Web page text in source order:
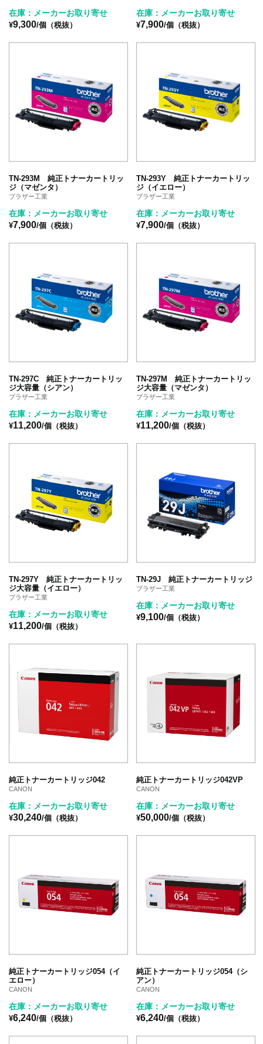
在庫：メーカーお取り寄せ
¥9,300/個（税抜）
在庫：メーカーお取り寄せ
¥7,900/個（税抜）
TN-293M 純正トナーカートリッ
ジ（マゼンタ）
ブラザー工業
在庫：メーカーお取り寄せ
¥7,900/個（税抜）
TN-293Y 純正トナーカートリッ
ジ（イエロー）
ブラザー工業
在庫：メーカーお取り寄せ
¥7,900/個（税抜）
TN-297C 純正トナーカートリッ
ジ大容量（シアン）
ブラザー工業
在庫：メーカーお取り寄せ
¥11,200/個（税抜）
TN-297M 純正トナーカートリッ
ジ大容量（マゼンタ）
ブラザー工業
在庫：メーカーお取り寄せ
¥11,200/個（税抜）
TN-297Y 純正トナーカートリッ
ジ大容量（イエロー）
ブラザー工業
在庫：メーカーお取り寄せ
¥11,200/個（税抜）
TN-29J 純正トナーカートリッジ
ブラザー工業
在庫：メーカーお取り寄せ
¥9,100/個（税抜）
純正トナーカートリッジ042
CANON
在庫：メーカーお取り寄せ
¥30,240/個（税抜）
純正トナーカートリッジ042VP
CANON
在庫：メーカーお取り寄せ
¥50,000/個（税抜）
純正トナーカートリッジ054（イ
エロー）
CANON
在庫：メーカーお取り寄せ
¥6,240/個（税抜）
純正トナーカートリッジ054（シ
アン）
CANON
在庫：メーカーお取り寄せ
¥6,240/個（税抜）